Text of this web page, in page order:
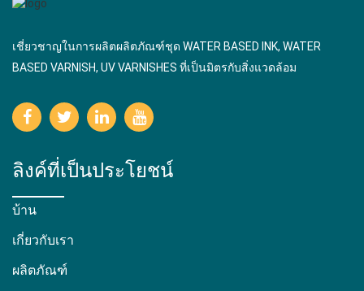
เชี่ยวชาญในการผลิตผลิตภัณฑ์ชุด WATER BASED INK, WATER
BASED VARNISH, UV VARNISHES ที่เป็นมิตรกับสิ่งแวดล้อม
ลิงค์ที่เป็นประโยชน์
บ้าน
เกี่ยวกับเรา
ผลิตภัณฑ์